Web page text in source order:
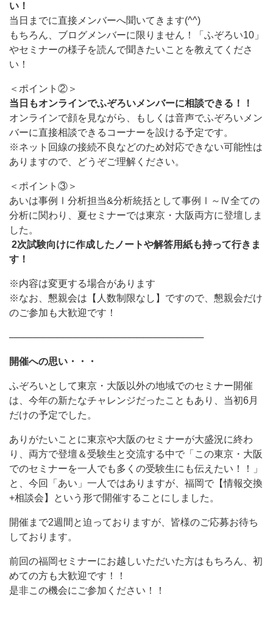
い！
当日までに直接メンバーへ聞いてきます(^^)
もちろん、ブログメンバーに限りません！「ふぞろい10」
やセミナーの様子を読んで聞きたいことを教えてくださ
い！
＜ポイント②＞
当日もオンラインでふぞろいメンバーに相談できる！！
オンラインで顔を見ながら、もしくは音声でふぞろいメン
バーに直接相談できるコーナーを設ける予定です。
※ネット回線の接続不良などのため対応できない可能性は
ありますので、どうぞご理解ください。
＜ポイント③＞
あいは事例Ⅰ分析担当&分析統括として事例Ⅰ～Ⅳ全ての
分析に関わり、夏セミナーでは東京・大阪両方に登壇しま
した。
2次試験向けに作成したノートや解答用紙も持って行きま
す！
※内容は変更する場合があります
※なお、懇親会は【人数制限なし】ですので、懇親会だけ
のご参加も大歓迎です！
─────────────────────────────
開催への思い・・・
ふぞろいとして東京・大阪以外の地域でのセミナー開催
は、今年の新たなチャレンジだったこともあり、当初6月
だけの予定でした。
ありがたいことに東京や大阪のセミナーが大盛況に終わ
り、両方で登壇＆受験生と交流する中で「この東京・大阪
でのセミナーを一人でも多くの受験生にも伝えたい！！」
と、今回「あい」一人ではありますが、福岡で【情報交換
+相談会】という形で開催することにしました。
開催まで2週間と迫っておりますが、皆様のご応募お待ち
しております。
前回の福岡セミナーにお越しいただいた方はもちろん、初
めての方も大歓迎です！！
是非この機会にご参加ください！！